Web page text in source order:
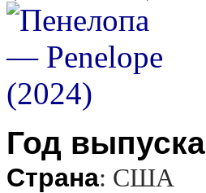
Год выпуска
Страна: США